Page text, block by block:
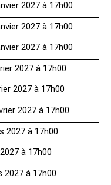
2027 à 17h00
2027 à 17h00
2027 à 17h00
2027 à 17h00
2027 à 17h00
2027 à 17h00
2027 à 17h00
à 17h00
2027 à 17h00